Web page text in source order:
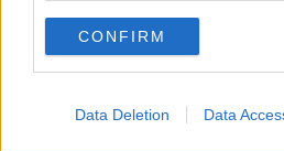
CONFIRM
Data Deletion Data
La farsa delle elezioni in Siria
In Medioriente non ci sono favole,
Biden chiama ma Netanyahu non
La forza di Boris Johnson